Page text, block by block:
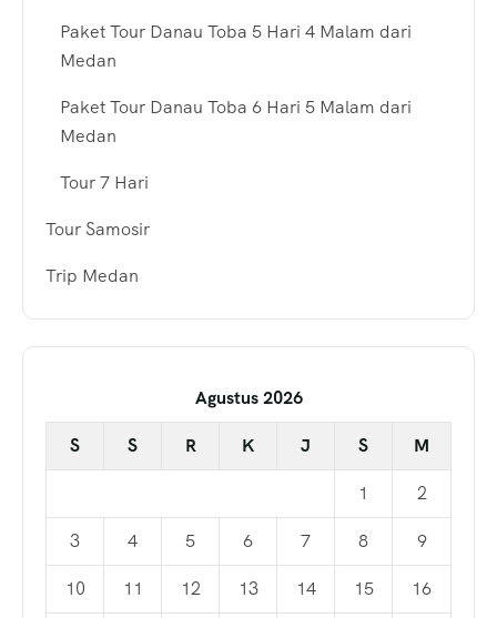
Paket Tour Danau Toba 5 Hari 4 Malam dari
Medan
Paket Tour Danau Toba 6 Hari 5 Malam dari
Medan
Tour 7 Hari
Tour Samosir
Trip Medan
Agustus 2026
S S R K J S M
1 2
3 4 5 6 7 8 9
10 11 12 13 14 15 16